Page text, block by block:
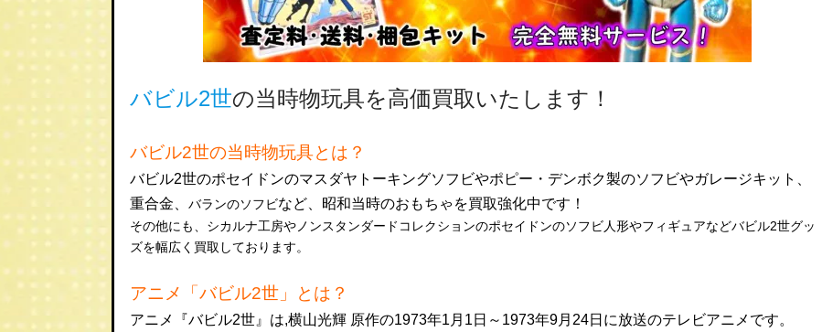
バビル2世の当時物玩具を高価買取いたします！
バビル2世の当時物玩具とは？
バビル2世のポセイドンのマスダヤトーキングソフビやポピー・デンボク製のソフビやガレージキット、
重合金、 バランのソフビなど、昭和当時のおもちゃを買取強化中です！
その他にも、シカルナ工房やノンスタンダードコレクションのポセイドンのソフビ人形やフィギュアなどバビル2世グッ
ズを幅広く買取しております。
アニメ「バビル2世」とは？
アニメ『バビル2世』は,横山光輝 原作の1973年1月1日～1973年9月24日に放送のテレビアニメです。